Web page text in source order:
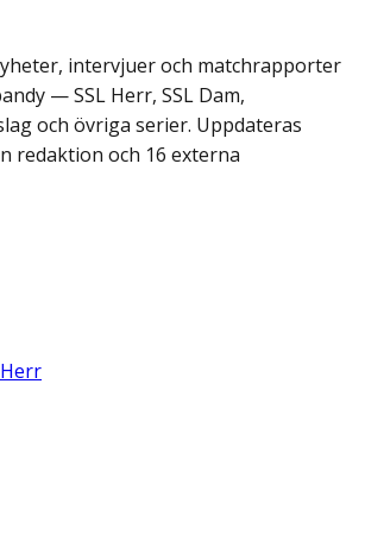
intervjuer och matchrapporter
— SSL Herr, SSL Dam,
och övriga serier. Uppdateras
redaktion och 16 externa